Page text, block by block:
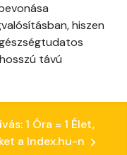
hiszen
távú
1 Óra = 1 Élet,
a Index.hu-n